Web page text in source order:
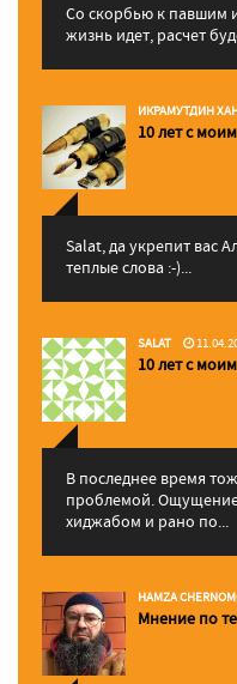
Со скорбью к павшим
жизнь идет, расчет
ИКРАМУТДИН
10 лет с
Salat, да укрепит вас
теплые слова :-)...
SALAT
10 лет с
В последнее время
проблемой.
хиджабом и рано по...
HAMZA
Мнение по